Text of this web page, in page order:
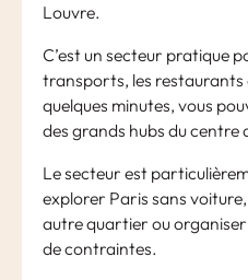
Louvre.
C’est un secteur pratique
transports, les restaurants
quelques minutes, vous
des grands hubs du centre
Le secteur est
explorer Paris sans
autre quartier ou
de contraintes.